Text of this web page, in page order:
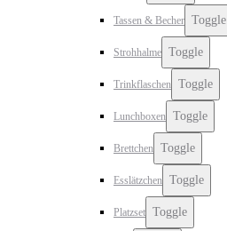
Tassen & Becher Toggle
Strohhalme Toggle
Trinkflaschen Toggle
Lunchboxen Toggle
Brettchen Toggle
Esslätzchen Toggle
Platzset Toggle